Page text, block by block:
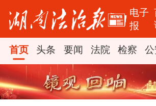
电子
报
首页 头条 要闻 法院 检察
[“紧紧抓住那些惠及面
全身的工作”——突出重